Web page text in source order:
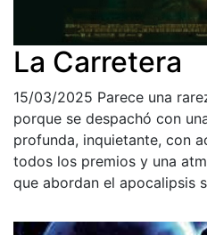
La Carretera
15/03/2025 Parece una
porque se despachó con
profunda, inquietante, con
todos los premios y una
que abordan el apocalipsis